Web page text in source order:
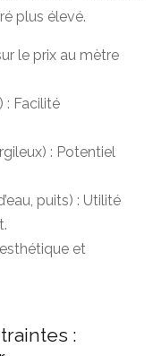
plus élevé.
le prix au mètre
: Facilité
: Potentiel
puits) : Utilité
et
: